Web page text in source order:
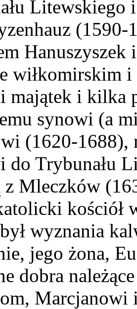
(1590-
wiłkomirskim i
majątek i kilka
synowi (a
(1620-1688),
do Trybunału
Mleczków
kościół
wyznania
jego żona,
dobra
Marcjanowi